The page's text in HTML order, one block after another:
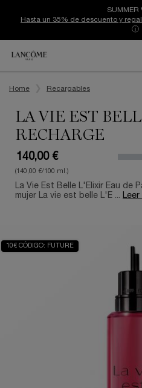
SUMMER
Hasta un 35% de descuento y
ⓘ
Home
Recargables
LA VIE EST
RECHARGE
140,00 €
(140,00 €/100 ml.)
La Vie Est Belle L'Elixir Eau de
mujer La vie est belle L'E ...
10€ CÓDIGO: FUTURE